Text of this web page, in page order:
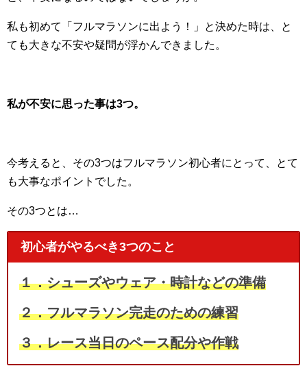
私も初めて「フルマラソンに出よう！」と決めた時は、と
ても大きな不安や疑問が浮かんできました。
私が不安に思った事は3つ。
今考えると、その3つはフルマラソン初心者にとって、とて
も大事なポイントでした。
その3つとは…
初心者がやるべき3つのこと
１．シューズやウェア・時計などの準備
２．フルマラソン完走のための練習
３．レース当日のペース配分や作戦